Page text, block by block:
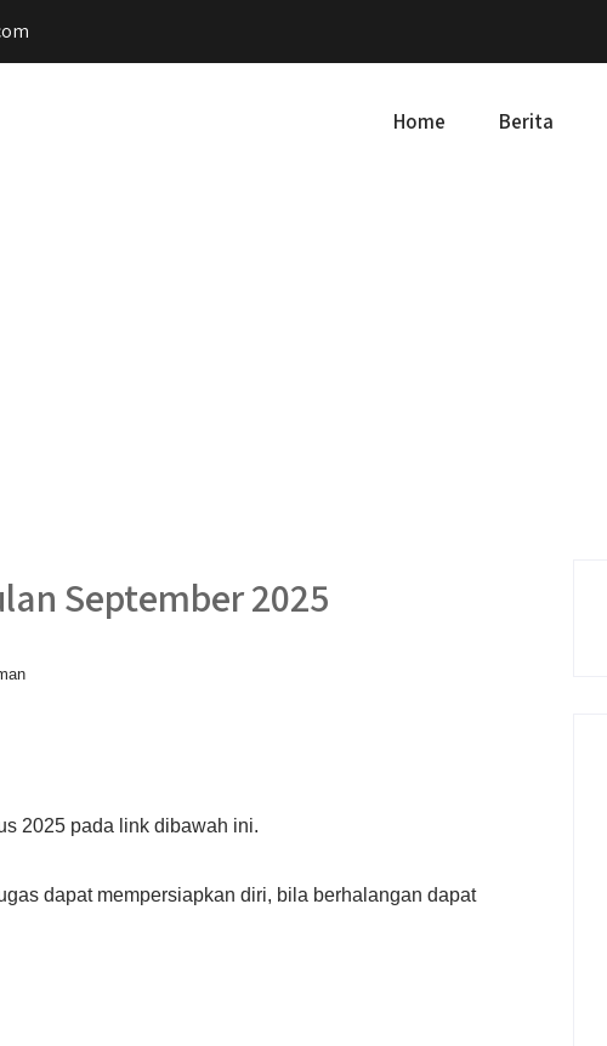
Home Berita
September 2025
2025 pada link dibawah ini.
dapat mempersiapkan diri, bila berhalangan dapat